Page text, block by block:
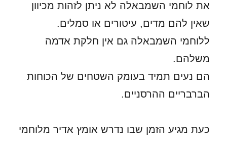
את לוחמי השמבאלה לא ניתן לזהות מכיוון
שאין להם מדים, עיטורים או סמלים.
ללוחמי השמבאלה גם אין חלקת אדמה
משלהם.
הם נעים תמיד בעומק השטחים של הכוחות
הברבריים ההרסניים.
כעת מגיע הזמן שבו נדרש אומץ אדיר מלוחמי